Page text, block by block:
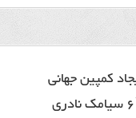
کمپین جهانی